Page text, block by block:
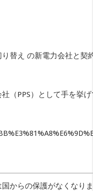
替え の新電力会社と
（PPS）として手を挙
からの保護がなくなり